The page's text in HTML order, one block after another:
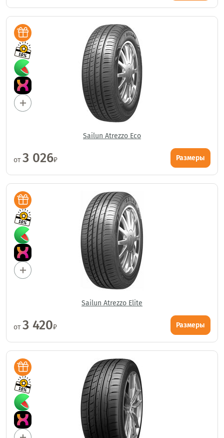
Sailun Atrezzo Eco
от3 026₽ Размеры
Sailun Atrezzo Elite
от3 420₽ Размеры